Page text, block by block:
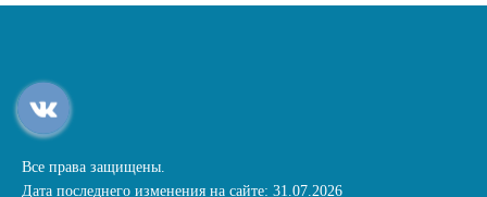
Все права защищены.
Дата последнего изменения на сайте: 31.07.2026